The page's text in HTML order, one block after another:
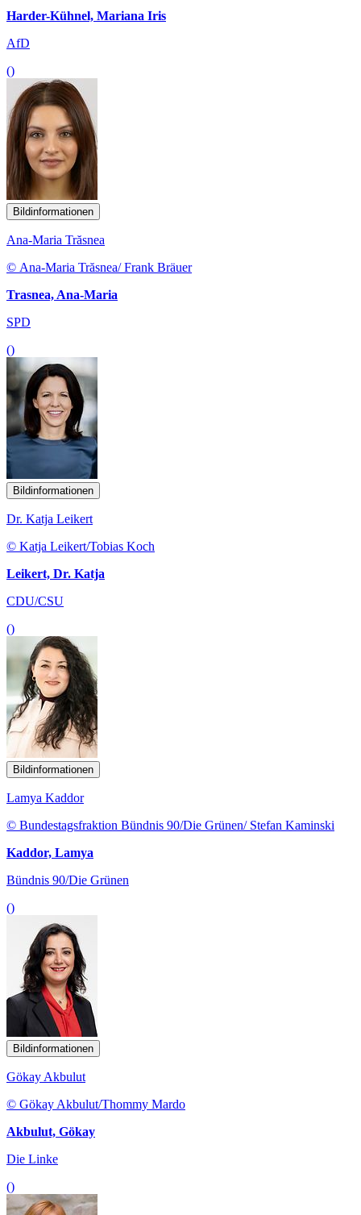
Harder-Kühnel, Mariana Iris
AfD
()
Bildinformationen
Ana-Maria Trăsnea
© Ana-Maria Trăsnea/ Frank Bräuer
Trasnea, Ana-Maria
SPD
()
Bildinformationen
Dr. Katja Leikert
© Katja Leikert/Tobias Koch
Leikert, Dr. Katja
CDU/CSU
()
Bildinformationen
Lamya Kaddor
© Bundestagsfraktion Bündnis 90/Die Grünen/ Stefan Kaminski
Kaddor, Lamya
Bündnis 90/Die Grünen
()
Bildinformationen
Gökay Akbulut
© Gökay Akbulut/Thommy Mardo
Akbulut, Gökay
Die Linke
()